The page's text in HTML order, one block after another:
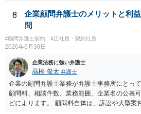
いうご質問であると理解しました。 まず、「
一方的に契約不履行のように伝えられ」との
できない」と真に言えるのかどうか、なぜ「
い」という意味が、単に「契約に記載された
ということであれば、それは単純に履行遅滞
ですから、契約解除は有効です。 「物理的に
そのような開発は理論的に不可能（例えば、
う契約等）であれば、契約自体が無効になる
れの場合であっても、結局は、上記の「物理
いた部分は開発完了しているということです
る請負代金は請求できる可能性があります。
8
企業顧問弁護士のメリットと利
問
#顧問弁護士契約 #正社員・契約社員
2026年6月30日
企業法務に強い弁護士
髙橋 俊太 弁護士
企業の顧問弁護士業務が弁護士事務所にとっ
顧問料、相談件数、業務範囲、企業名の公表
どによります。 顧問料自体は、訴訟や大型案